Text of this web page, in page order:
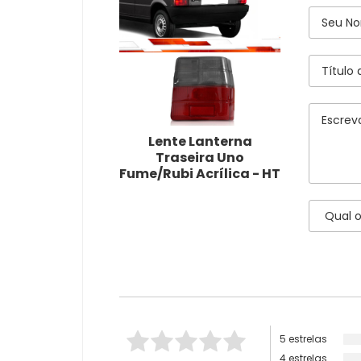
Lente Lanterna
Traseira Uno
Fume/Rubi Acrílica - HT
5 estrelas
4 estrelas